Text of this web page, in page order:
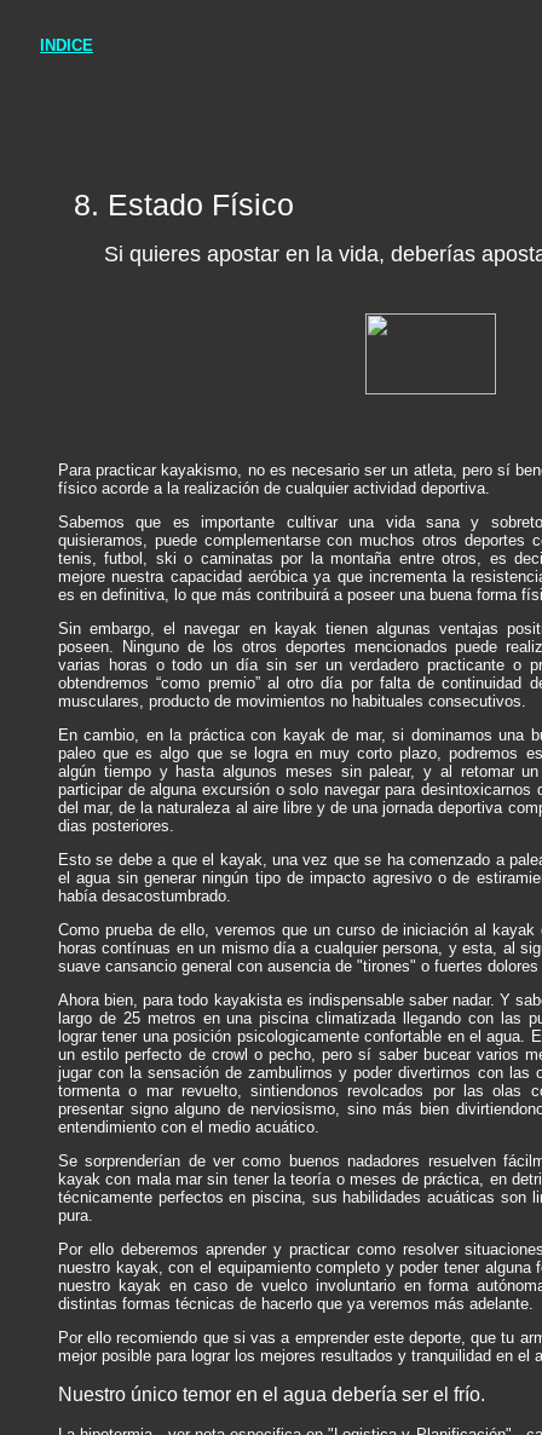
INDICE
8. Estado Físico
Si quieres apostar en la vida, deberías
Para practicar kayakismo, no es necesario ser un atleta, pero sí
físico acorde a la realización de cualquier actividad deportiva.
Sabemos que es importante cultivar una vida sana y
quisieramos, puede complementarse con muchos otros deportes
tenis, futbol, ski o caminatas por la montaña entre otros, es
mejore nuestra capacidad aeróbica ya que incrementa la
es en definitiva, lo que más contribuirá a poseer una buena forma
Sin embargo, el navegar en kayak tienen algunas ventajas
poseen. Ninguno de los otros deportes mencionados puede
varias horas o todo un día sin ser un verdadero practicante o
obtendremos “como premio” al otro día por falta de continuidad
musculares, producto de movimientos no habituales consecutivos.
En cambio, en la práctica con kayak de mar, si dominamos una
paleo que es algo que se logra en muy corto plazo, podremos
algún tiempo y hasta algunos meses sin palear, y al retomar
participar de alguna excursión o solo navegar para desintoxicarnos
del mar, de la naturaleza al aire libre y de una jornada deportiva
dias posteriores.
Esto se debe a que el kayak, una vez que se ha comenzado a
el agua sin generar ningún tipo de impacto agresivo o de
había desacostumbrado.
Como prueba de ello, veremos que un curso de iniciación al
horas contínuas en un mismo día a cualquier persona, y esta, al
suave cansancio general con ausencia de "tirones" o fuertes
Ahora bien, para todo kayakista es indispensable saber nadar. Y
largo de 25 metros en una piscina climatizada llegando con las
lograr tener una posición psicologicamente confortable en el agua.
un estilo perfecto de crowl o pecho, pero sí saber bucear varios
jugar con la sensación de zambulirnos y poder divertirnos con las
tormenta o mar revuelto, sintiendonos revolcados por las olas
presentar signo alguno de nerviosismo, sino más bien
entendimiento con el medio acuático.
Se sorprenderían de ver como buenos nadadores resuelven
kayak con mala mar sin tener la teoría o meses de práctica, en
técnicamente perfectos en piscina, sus habilidades acuáticas son
pura.
Por ello deberemos aprender y practicar como resolver
nuestro kayak, con el equipamiento completo y poder tener alguna
nuestro kayak en caso de vuelco involuntario en forma
distintas formas técnicas de hacerlo que ya veremos más adelante.
Por ello recomiendo que si vas a emprender este deporte, que tu
mejor posible para lograr los mejores resultados y tranquilidad en el
Nuestro único temor en el agua debería ser el frío.